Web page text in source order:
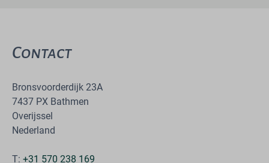
Contact
Bronsvoorderdijk 23A
7437 PX Bathmen
Overijssel
Nederland
T: +31 570 238 169